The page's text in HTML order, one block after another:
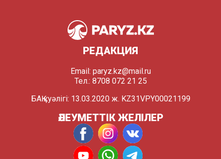
РЕДАКЦИЯ
Email: paryz.kz@mail.ru
Тел.: 8708 072 21 25
БАҚ куәлігі: 13.03.2020 ж. KZ31VPY00021199
ӘЛЕУМЕТТІК ЖЕЛІЛЕР